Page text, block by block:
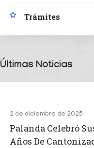
Trámites
Últimas Noticias
2 de diciembre de 2025
Palanda Celebró
Años De